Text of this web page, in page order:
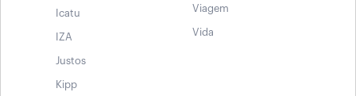
Icatu
IZA
Justos
Kipp
Viagem
Vida